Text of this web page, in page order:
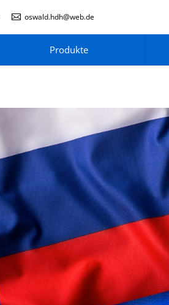
oswald.hdh@web.de
Produkte